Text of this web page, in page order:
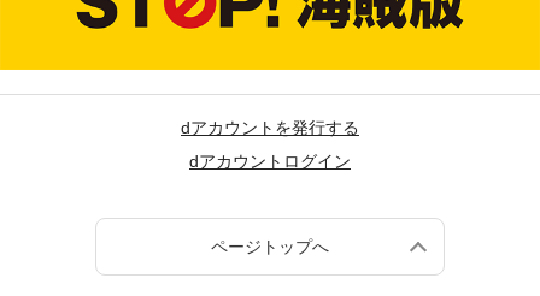
dアカウントを発行する
dアカウントログイン
ページトップへ